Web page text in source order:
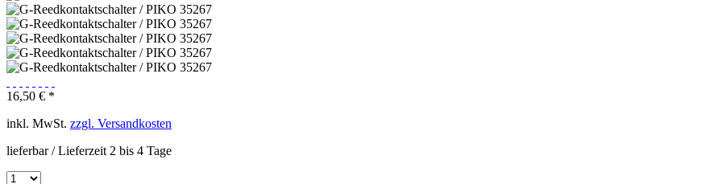
16,50 € *
inkl. MwSt. zzgl. Versandkosten
lieferbar / Lieferzeit 2 bis 4 Tage